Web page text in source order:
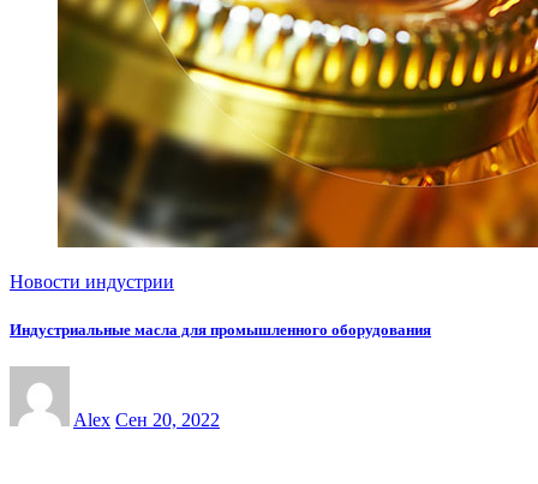
Новости индустрии
Индустриальные масла для промышленного оборудования
Alex Сен 20, 2022